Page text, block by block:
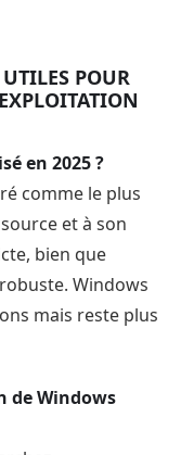
POUR
en 2025 ?
comme le plus
et à son
bien que
Windows
mais reste plus
de Windows